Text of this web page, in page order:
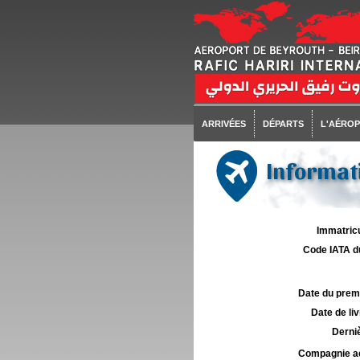
ARRIVÉES DÉPARTS
Code IATA
Date du
Date de
Compagnie